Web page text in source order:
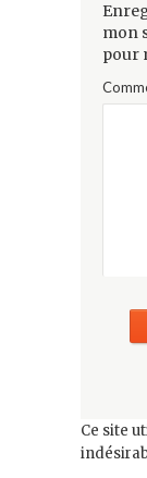
mon
pour
Ce site